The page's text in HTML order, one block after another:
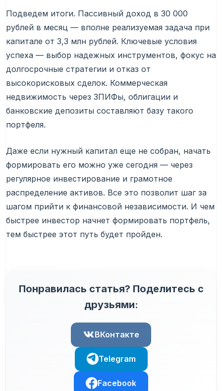
Подведем итоги. Пассивный доход в 30 000
рублей в месяц — вполне реализуемая задача при
капитале от 3,3 млн рублей. Ключевые условия
успеха — выбор надежных инструментов, фокус на
долгосрочные стратегии и отказ от
высокорисковых сделок. Коммерческая
недвижимость через ЗПИФы, облигации и
банковские депозиты составляют базу такого
портфеля.
Даже если нужный капитал еще не собран, начать
формировать его можно уже сегодня — через
регулярное инвестирование и грамотное
распределение активов. Все это позволит шаг за
шагом прийти к финансовой независимости. И чем
быстрее инвестор начнет формировать портфель,
тем быстрее этот путь будет пройден.
Понравилась статья? Поделитесь с
друзьями:
ВКонтакте
Telegram
Facebook